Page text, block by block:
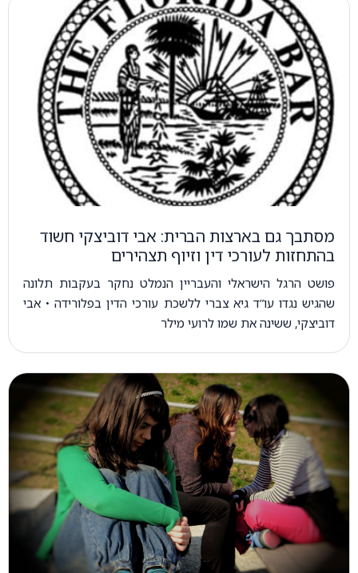
מסתבך גם בארצות הברית: אבי דוביצקי חשוד
בהתחזות לעורכי דין וזיוף תצהירים
פושט הרגל הישראלי והעבריין הנמלט נחקר בעקבות תלונה
שהגיש נגדו עו”ד גיא צברי ללשכת עורכי הדין בפלורידה • אבי
דוביצקי, ששינה את שמו לרועי מילר